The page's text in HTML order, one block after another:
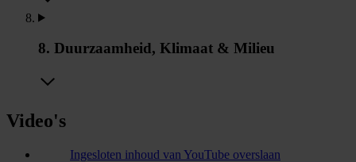
8. Duurzaamheid, Klimaat & Milieu
Video's
Ingesloten inhoud van YouTube overslaan